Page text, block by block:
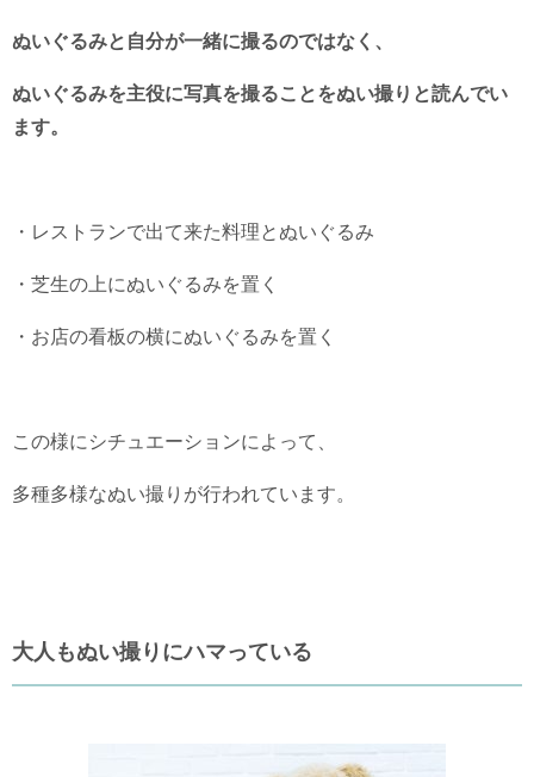
ぬいぐるみと自分が一緒に撮るのではなく、
ぬいぐるみを主役に写真を撮ることをぬい撮りと読んでい
ます。
・レストランで出て来た料理とぬいぐるみ
・芝生の上にぬいぐるみを置く
・お店の看板の横にぬいぐるみを置く
この様にシチュエーションによって、
多種多様なぬい撮りが行われています。
大人もぬい撮りにハマっている